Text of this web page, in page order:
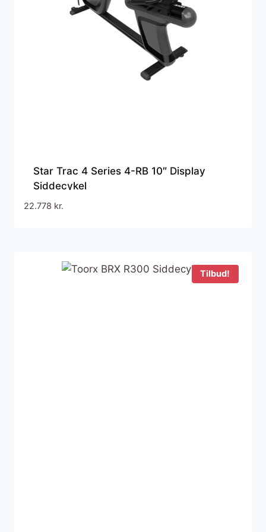
Star Trac 4 Series 4-RB 10″ Display
Siddecykel
22.778 kr.
Tilbud!